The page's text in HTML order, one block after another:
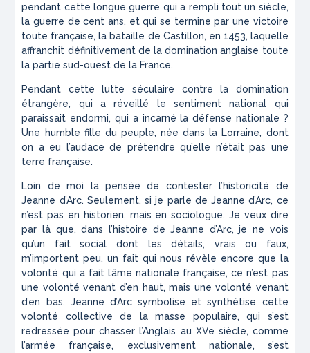
pendant cette longue guerre qui a rempli tout un siècle,
la guerre de cent ans, et qui se termine par une victoire
toute française, la bataille de Castillon, en 1453, laquelle
affranchit définitivement de la domination anglaise toute
la partie sud-ouest de la France.
Pendant cette lutte séculaire contre la domination
étrangère, qui a réveillé le sentiment national qui
paraissait endormi, qui a incarné la défense nationale ?
Une humble fille du peuple, née dans la Lorraine, dont
on a eu l’audace de prétendre qu’elle n’était pas une
terre française.
Loin de moi la pensée de contester l’historicité de
Jeanne d’Arc. Seulement, si je parle de Jeanne d’Arc, ce
n’est pas en historien, mais en sociologue. Je veux dire
par là que, dans l’histoire de Jeanne d’Arc, je ne vois
qu’un fait social dont les détails, vrais ou faux,
m’importent peu, un fait qui nous révèle encore que la
volonté qui a fait l’âme nationale française, ce n’est pas
une volonté venant d’en haut, mais une volonté venant
d’en bas. Jeanne d’Arc symbolise et synthétise cette
volonté collective de la masse populaire, qui s’est
redressée pour chasser l’Anglais au XVe siècle, comme
l’armée française, exclusivement nationale, s’est